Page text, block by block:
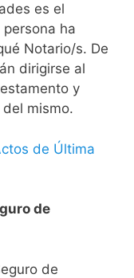
es el
ha
Notario/s. De
dirigirse al
y
mismo.
de Última
de
de